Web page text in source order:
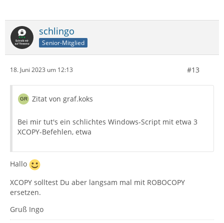
schlingo
Senior-Mitglied
18. Juni 2023 um 12:13 #13
Zitat von graf.koks
Bei mir tut's ein schlichtes Windows-Script mit etwa 3
XCOPY-Befehlen, etwa
Hallo
XCOPY solltest Du aber langsam mal mit ROBOCOPY
ersetzen.
Gruß Ingo